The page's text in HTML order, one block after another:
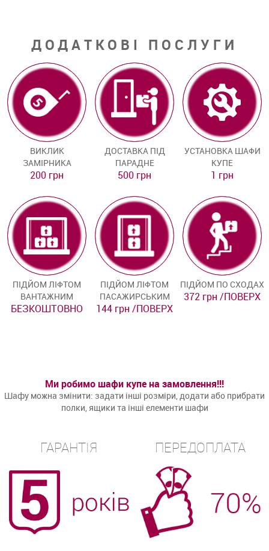
ДОДАТКОВІ ПОСЛУГИ
ВИКЛИК
ЗАМІРНИКА
200 грн
ДОСТАВКА ПІД
ПАРАДНЕ
500 грн
УСТАНОВКА ШАФИ
КУПЕ
1 грн
ПІДЙОМ ЛІФТОМ
ВАНТАЖНИМ
БЕЗКОШТОВНО
ПІДЙОМ ЛІФТОМ
ПАСАЖИРСЬКИМ
144 грн /ПОВЕРХ
ПІДЙОМ ПО СХОДАХ
372 грн /ПОВЕРХ
Ми робимо шафи купе на замовлення!!!
Шафу можна змінити: задати інші розміри, додати або прибрати
полки, ящики та інші елементи шафи
ГАРАНТІЯ ПЕРЕДОПЛАТА